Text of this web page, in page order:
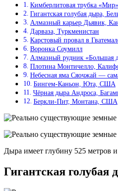
Кимберлитовая трубка
Гигантская голубая дыра,
Алмазный карьер Дьявик,
Дарваза, Туркменистан
Карстовый провал в
Воронка Соумилл
Алмазный рудник
Плотина Монтичелло,
Небесная яма Сяочжай —
Бингем-Каньон, Юта, США
Чёрная дыра Андроса,
Беркли-Пит, Монтана, США
Дыра имеет глубину 525 метров
Гигантская голубая